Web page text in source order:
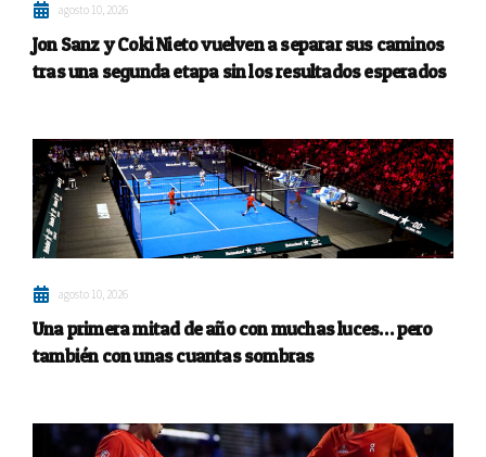
agosto 10, 2026
Jon Sanz y Coki Nieto vuelven a separar sus caminos
tras una segunda etapa sin los resultados esperados
agosto 10, 2026
Una primera mitad de año con muchas luces… pero
también con unas cuantas sombras